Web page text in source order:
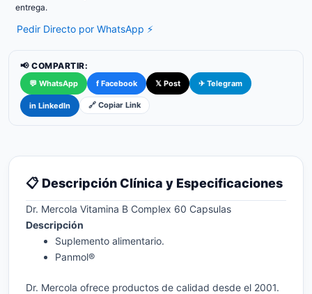
entrega.
Pedir Directo por WhatsApp ⚡
📢 COMPARTIR:
💬 WhatsApp f Facebook 𝕏 Post ✈ Telegram
in LinkedIn 🔗 Copiar Link
📋 Descripción Clínica y Especificaciones
Dr. Mercola Vitamina B Complex 60 Capsulas
Descripción
Suplemento alimentario.
Panmol®
Dr. Mercola ofrece productos de calidad desde el 2001.